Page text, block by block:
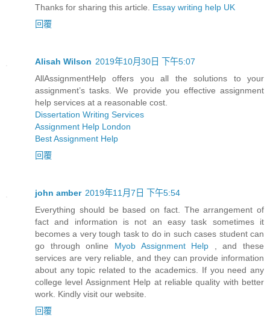
Thanks for sharing this article. Essay writing help UK
回覆
Alisah Wilson 2019年10月30日 下午5:07
AllAssignmentHelp offers you all the solutions to your
assignment’s tasks. We provide you effective assignment
help services at a reasonable cost.
Dissertation Writing Services
Assignment Help London
Best Assignment Help
回覆
john amber 2019年11月7日 下午5:54
Everything should be based on fact. The arrangement of
fact and information is not an easy task sometimes it
becomes a very tough task to do in such cases student can
go through online Myob Assignment Help
, and these
services are very reliable, and they can provide information
about any topic related to the academics. If you need any
college level Assignment Help at reliable quality with better
work. Kindly visit our website.
回覆